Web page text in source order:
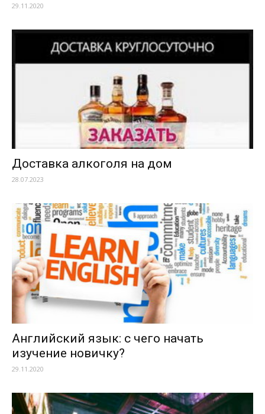
29.11.2020
Доставка алкоголя на дом
28.07.2023
Английский язык: с чего начать
изучение новичку?
29.11.2020